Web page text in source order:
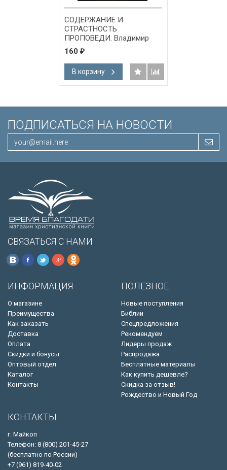
СОДЕРЖАНИЕ И
СТРАСТНОСТЬ
ПРОПОВЕДИ. Владимир
Дубинский - 1 DVD
160 ₽
В корзину
ПОДПИСАТЬСЯ НА НОВОСТИ
СВЯЗАТЬСЯ С НАМИ
ИНФОРМАЦИЯ
О магазине
Преимущества
Как заказать
Доставка
Оплата
Скидки и бонусы
Оптовый отдел
Каталог
Контакты
ПОЛЕЗНОЕ
Новые поступления
Библии
Спецпредложения
Рекомендуем
Лидеры продаж
Распродажа
Бесплатные материалы
Как купить дешевле?
Скидка за отзыв!
Рождество и Новый Год
КОНТАКТЫ
г. Майкоп
Телефон: 8 (800) 201-45-27
(бесплатно по России)
+7 (961) 819-40-02